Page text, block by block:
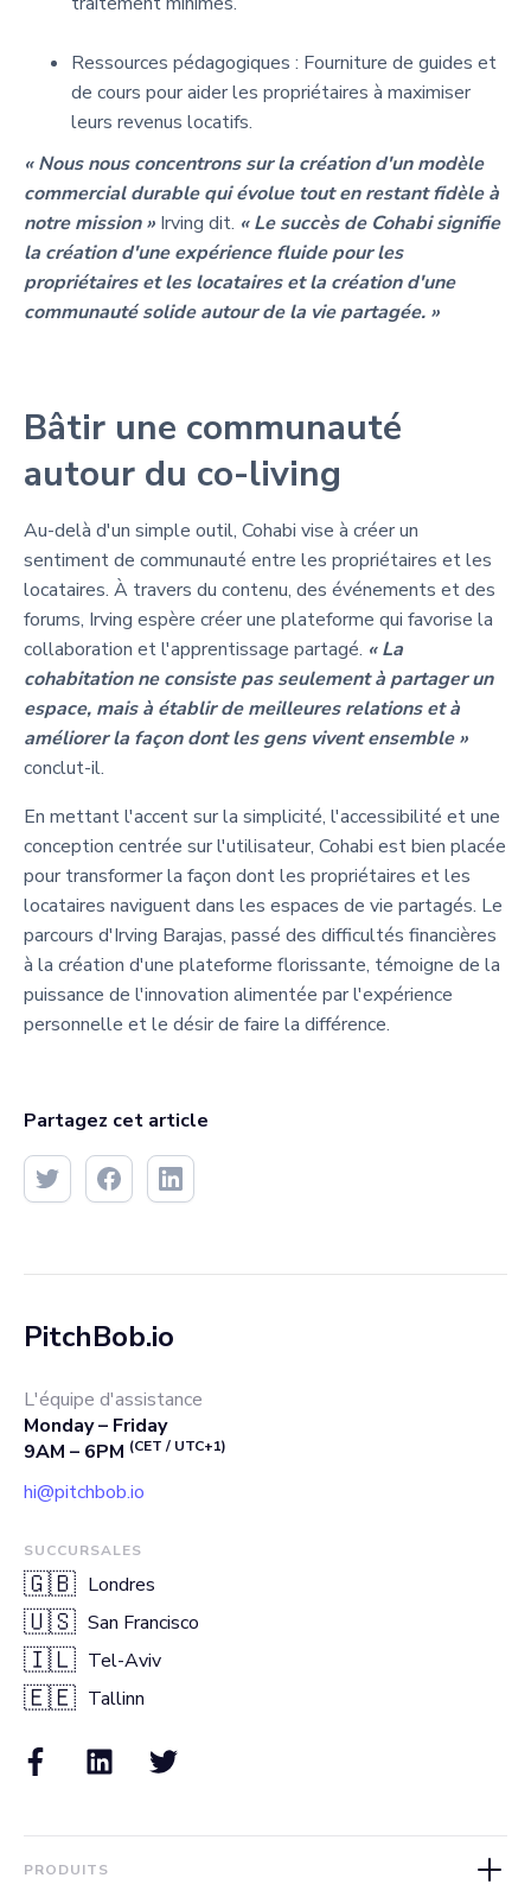
Ressources pédagogiques : Fourniture de guides et
de cours pour aider les propriétaires à maximiser
leurs revenus locatifs.
« Nous nous concentrons sur la création d'un modèle
commercial durable qui évolue tout en restant fidèle à
notre mission » Irving dit. « Le succès de Cohabi signifie
la création d'une expérience fluide pour les
propriétaires et les locataires et la création d'une
communauté solide autour de la vie partagée. »
Bâtir une communauté
autour du co-living
Au-delà d'un simple outil, Cohabi vise à créer un
sentiment de communauté entre les propriétaires et les
locataires. À travers du contenu, des événements et des
forums, Irving espère créer une plateforme qui favorise la
collaboration et l'apprentissage partagé. « La
cohabitation ne consiste pas seulement à partager un
espace, mais à établir de meilleures relations et à
améliorer la façon dont les gens vivent ensemble »
conclut-il.
En mettant l'accent sur la simplicité, l'accessibilité et une
conception centrée sur l'utilisateur, Cohabi est bien placée
pour transformer la façon dont les propriétaires et les
locataires naviguent dans les espaces de vie partagés. Le
parcours d'Irving Barajas, passé des difficultés financières
à la création d'une plateforme florissante, témoigne de la
puissance de l'innovation alimentée par l'expérience
personnelle et le désir de faire la différence.
Partagez cet article
PitchBob.io
L'équipe d'assistance
Monday – Friday
9AM – 6PM (CET / UTC+1)
hi@pitchbob.io
SUCCURSALES
🇬🇧 Londres
🇺🇸 San Francisco
🇮🇱 Tel-Aviv
🇪🇪 Tallinn
PRODUITS